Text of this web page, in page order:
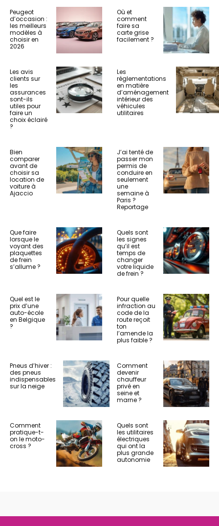
Peugeot
d’occasion :
les meilleurs
modèles à
choisir en
2026
Où et
comment
faire sa
carte grise
facilement ?
Les avis
clients sur
les
assurances
sont-ils
utiles pour
faire un
choix éclairé
?
Les
réglementations
en matière
d’aménagement
intérieur des
véhicules
utilitaires
Bien
comparer
avant de
choisir sa
location de
voiture à
Ajaccio
J’ai tenté de
passer mon
permis de
conduire en
seulement
une
semaine à
Paris ?
Reportage
Que faire
lorsque le
voyant des
plaquettes
de frein
s’allume ?
Quels sont
les signes
qu’il est
temps de
changer
votre liquide
de frein ?
Quel est le
prix d’une
auto-école
en Belgique
?
Pour quelle
infraction au
code de la
route reçoit
ton
l’amende la
plus faible ?
Pneus d’hiver :
des pneus
indispensables
sur la neige
Comment
devenir
chauffeur
privé en
seine et
marne ?
Comment
pratique-t-
on le moto-
cross ?
Quels sont
les utilitaires
électriques
qui ont la
plus grande
autonomie